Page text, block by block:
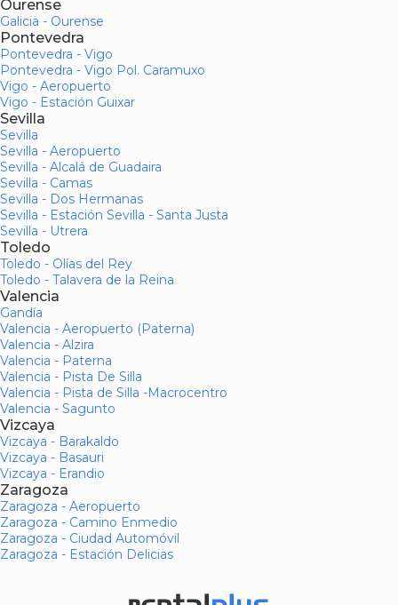
Ourense
Galicia - Ourense
Pontevedra
Pontevedra - Vigo
Pontevedra - Vigo Pol. Caramuxo
Vigo - Aeropuerto
Vigo - Estación Guixar
Sevilla
Sevilla
Sevilla - Aeropuerto
Sevilla - Alcalá de Guadaira
Sevilla - Camas
Sevilla - Dos Hermanas
Sevilla - Estación Sevilla - Santa Justa
Sevilla - Utrera
Toledo
Toledo - Olías del Rey
Toledo - Talavera de la Reina
Valencia
Gandía
Valencia - Aeropuerto (Paterna)
Valencia - Alzira
Valencia - Paterna
Valencia - Pista De Silla
Valencia - Pista de Silla -Macrocentro
Valencia - Sagunto
Vizcaya
Vizcaya - Barakaldo
Vizcaya - Basauri
Vizcaya - Erandio
Zaragoza
Zaragoza - Aeropuerto
Zaragoza - Camino Enmedio
Zaragoza - Ciudad Automóvil
Zaragoza - Estación Delicias